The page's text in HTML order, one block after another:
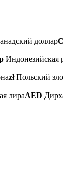
доллар
Индонезийская
złПольский
лираAED